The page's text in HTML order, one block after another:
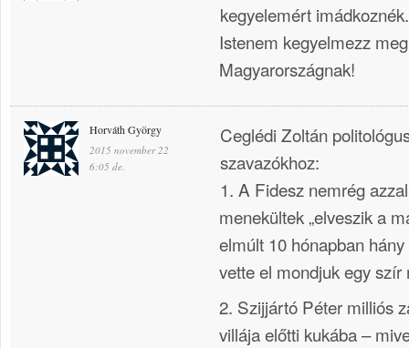
kegyelemért
Istenem kegyelmezz
Magyarországnak!
Horváth György
2015 november 22
6:05 de.
Ceglédi Zoltán
szavazókhoz:
1. A Fidesz nemrég
menekültek „elveszik a
elmúlt 10 hónapban
vette el mondjuk egy szír
2. Szijjártó Péter milliós
villája előtti kukába –